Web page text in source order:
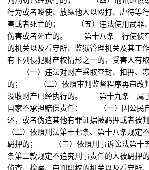
行为或者唆使、放纵他人以殴打、虐待等
害或者死亡的； （五）违法使用武器
伤害或者死亡的。 第十八条 行使侦查
的机关以及看守所、监狱管理机关及其工
有下列侵犯财产权情形之一的，受害人有取
（一）违法对财产采取查封、扣押、
的； （二）依照审判监督程序再审改判
没收财产已经执行的。 第十九条 属于
国家不承担赔偿责任： （一）因公民
述，或者伪造其他有罪证据被羁押或者
（二）依照刑法第十七条、第十八条规定
羁押的； （三）依照刑事诉讼法第十
条第二款规定不追究刑事责任的人被羁
侦查、检察、审判职权的机关以及看守所